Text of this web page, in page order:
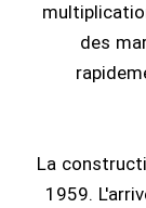
des
La
1959.